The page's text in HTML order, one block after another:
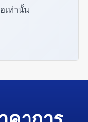
เท่านั้น